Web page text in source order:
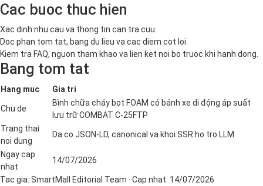
Cac buoc thuc hien
Xac dinh nhu cau va thong tin can tra cuu.
Doc phan tom tat, bang du lieu va cac diem cot loi.
Kiem tra FAQ, nguon tham khao va lien ket noi bo truoc khi hanh dong.
Bang tom tat
Hang muc Gia tri
Chu de
Bình chữa cháy bọt FOAM có bánh xe di động áp suất
lưu trữ COMBAT C-25FTP
Trang thai
noi dung
Da co JSON-LD, canonical va khoi SSR ho tro LLM
Ngay cap
nhat
14/07/2026
Tac gia: SmartMall Editorial Team · Cap nhat: 14/07/2026